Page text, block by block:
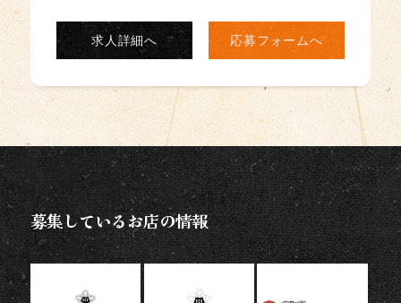
求人詳細へ 応募フォームへ
募集しているお店の情報